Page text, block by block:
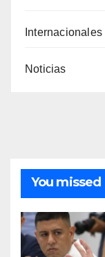
Internacionales
Noticias
You missed